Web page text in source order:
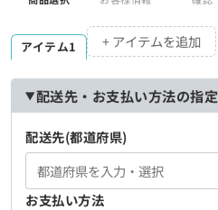
アイテム1 + アイテムを追加
配送先・お支払い方法の指定
配送先(都道府県)
お支払い方法